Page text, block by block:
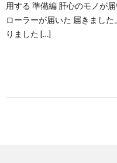
用する 準備編 肝心のモノが
ローラーが届いた 届きまし
りました […]